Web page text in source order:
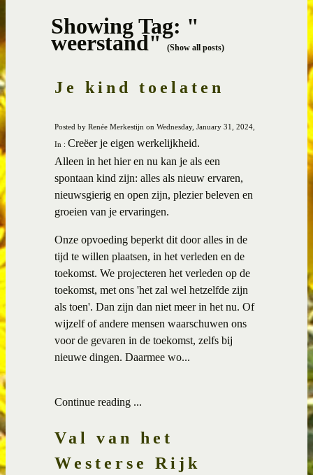
Showing Tag: "
weerstand"(Show all posts)
Je kind toelaten
Posted by Renée Merkestijn on Wednesday, January 31, 2024,
In : Creëer je eigen werkelijkheid.
Alleen in het hier en nu kan je als een
spontaan kind zijn: alles als nieuw ervaren,
nieuwsgierig en open zijn, plezier beleven en
groeien van je ervaringen.
Onze opvoeding beperkt dit door alles in de
tijd te willen plaatsen, in het verleden en de
toekomst. We projecteren het verleden op de
toekomst, met ons 'het zal wel hetzelfde zijn
als toen'. Dan zijn dan niet meer in het nu. Of
wijzelf of andere mensen waarschuwen ons
voor de gevaren in de toekomst, zelfs bij
nieuwe dingen. Daarmee wo...
Continue reading ...
Val van het
Westerse Rijk